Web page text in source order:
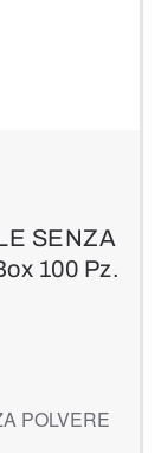
SENZA
100 Pz.
POLVERE